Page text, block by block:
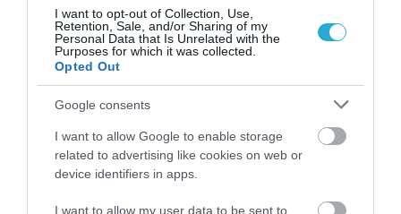
I want to opt-out of Collection, Use,
Retention, Sale, and/or Sharing of my
Personal Data that Is Unrelated with the
Purposes for which it was collected.
Opted Out
Google consents
I want to allow Google to enable storage
related to advertising like cookies on web or
device identifiers in apps.
I want to allow my user data to be sent to
Δορυφορική τεχνολογία στην
πρώτη γραμμή για την
αντιμετώπιση των δασικών
ΙΩΑΝΝΑ ΚΑΡΑ
04.07.2026 | 00:58
Η Google πρέπει να καταβάλει
$1,97 δισ.στην εταιρεία Klarna
αποζημίωση παραβίασης
ΚΩΣΤΑΣ ΚΑΛΛΙΑΝΤΕΡΗΣ